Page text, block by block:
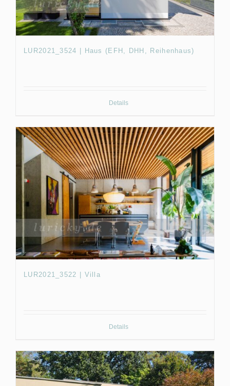
LUR2021_3524 | Haus (EFH, DHH, Reihenhaus)
Details
LUR2021_3522 | Villa
Details